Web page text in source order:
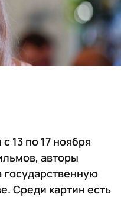
13 по 17 ноября
авторы
государственную
Среди картин есть